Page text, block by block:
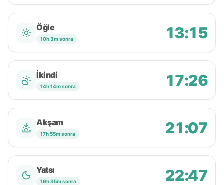
Öğle
10h 3m sonra 13:15
İkindi
14h 14m sonra 17:26
Akşam
17h 55m sonra 21:07
Yatsı
19h 35m sonra 22:47